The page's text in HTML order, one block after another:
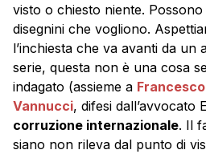
visto o chiesto niente.
disegnini che vogliono.
l’inchiesta che va avanti da un
serie, questa non è una cosa
indagato (assieme a
Vannucci, difesi dall’avvocato
corruzione internazionale. Il
siano non rileva dal punto di